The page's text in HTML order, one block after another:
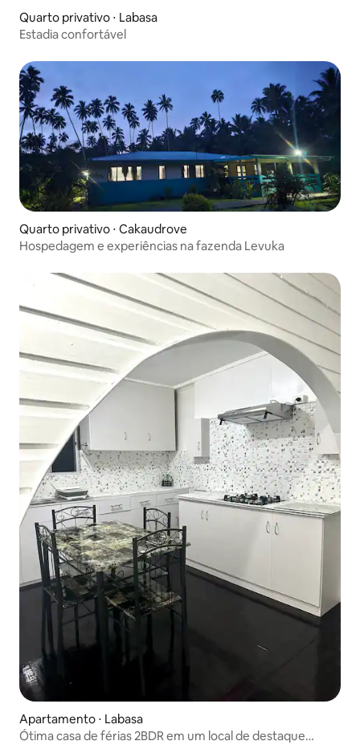
Quarto privativo ⋅ Labasa
Estadia confortável
Quarto privativo ⋅ Cakaudrove
Hospedagem e experiências na fazenda Levuka
Apartamento ⋅ Labasa
Ótima casa de férias 2BDR em um local de destaque